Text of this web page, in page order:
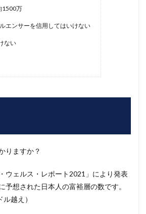
1500万
エンサーを信用してはいけない
ない
りますか？
ウェルス・レポート2021」により発表
予想された日本人の富裕層の数です。
越え）